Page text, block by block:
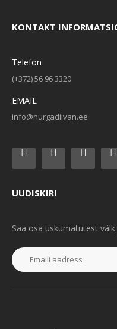
KONTAKT
Telefon
(+372) 56 96 3320
EMAIL
info@nurgadiivan.ee
UUDISKIRI
Saa osa uskumatutest